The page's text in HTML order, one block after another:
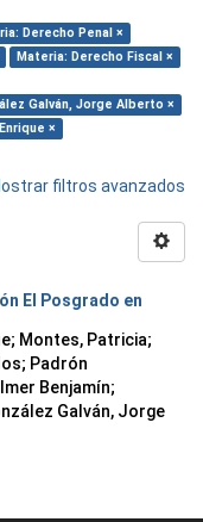
Derecho Penal ×
Materia: Derecho Fiscal ×
Galván, Jorge Alberto ×
×
filtros avanzados
El Posgrado en
; Montes, Patricia;
; Padrón
Benjamín;
Galván, Jorge